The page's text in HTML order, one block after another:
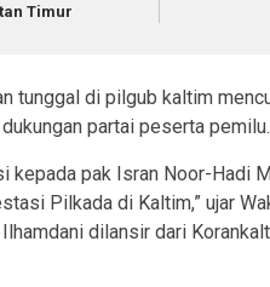
Timur
tunggal di pilgub kaltim
partai peserta pemilu.
kepada pak Isran Noor-Hadi
Pilkada di Kaltim,” ujar
dilansir dari